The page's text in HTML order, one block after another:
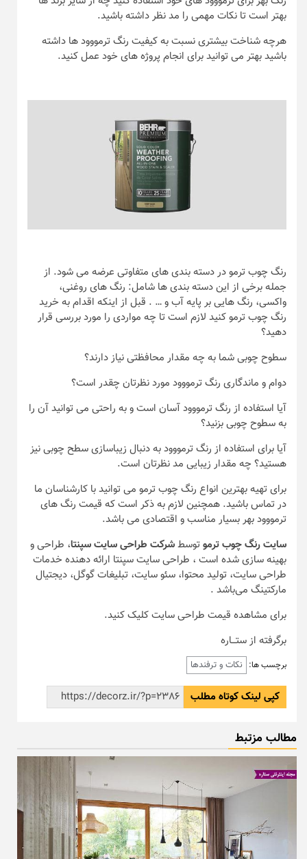
بهتر است تا نکات مهمی را مد نظر داشته باشید.
هرچه شناخت بیشتری نسبت به کیفیت رنگ ترمووود ها داشته
باشید بهتر می توانید برای انجام پروژه های خود عمل کنید.
رنگ چوب ترمو در دسته بندی های متفاوتی عرضه می شود. از
جمله برخی از این دسته بندی ها شامل: رنگ های روغنی،
واکسی، رنگ هایی بر پایه آب و … . قبل از اینکه اقدام به خرید
رنگ چوب ترمو کنید لازم است تا چه مواردی را مورد بررسی قرار
دهید؟
سطوح چوبی شما به چه مقدار محافظتی نیاز دارند؟
دوام و ماندگاری رنگ ترمووود مورد نظرتان چقدر است؟
آیا استفاده از رنگ ترمووود آسان است و به راحتی می توانید آن را
به سطوح چوبی بزنید؟
آیا برای استفاده از رنگ ترمووود به دنبال زیباسازی سطح چوبی نیز
هستید؟ چه مقدار زیبایی مد نظرتان است.
برای تهیه بهترین انواع رنگ چوب ترمو می توانید با کارشناسان ما
در تماس باشید. همچنین لازم به ذکر است که قیمت رنگ های
ترمووود بهر بسیار مناسب و اقتصادی می باشد.
سایت رنگ چوب ترموتوسطشرکت طراحی سایت سپنتا، طراحی و
بهینه سازی شده است ، طراحی سایت سپنتا ارائه دهنده خدمات
طراحی سایت، تولید محتوا، سئو سایت، تبلیغات گوگل، دیجتیال
مارکتینگ می‌باشد .
برای مشاهده قیمت طراحی سایت کلیک کنید.
برگرفته از ستـــاره
برچسب ها: نکات و ترفندها
کپی لینک کوتاه مطلب
مطالب مزتبط